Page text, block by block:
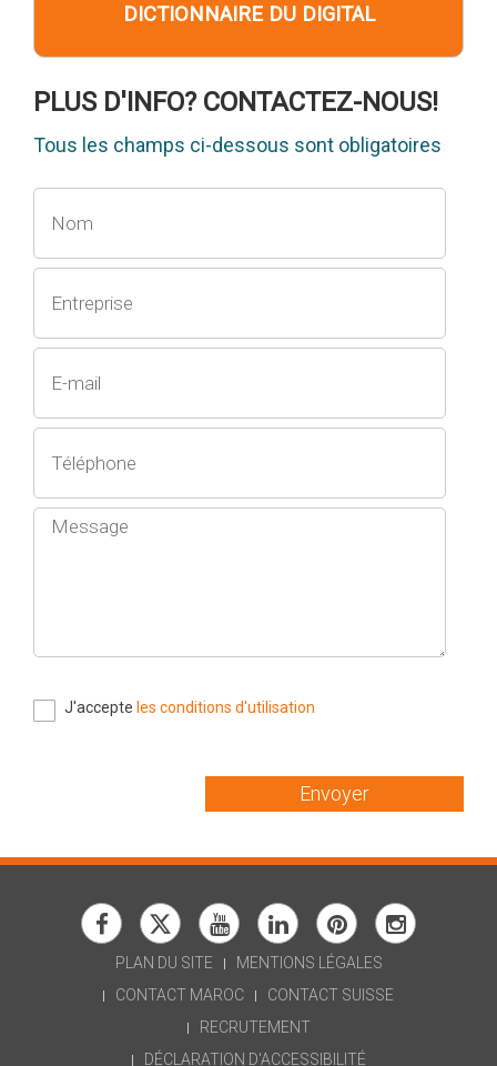
DICTIONNAIRE DU DIGITAL
PLUS D'INFO? CONTACTEZ-NOUS!
Tous les champs ci-dessous sont obligatoires
J'accepte les conditions d'utilisation
Envoyer
PLAN DU SITE
MENTIONS LÉGALES
CONTACT MAROC
CONTACT SUISSE
RECRUTEMENT
DÉCLARATION D'ACCESSIBILITÉ